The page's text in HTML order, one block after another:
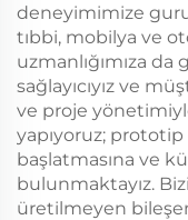
deneyimimize
tıbbi, mobilya ve
uzmanlığımıza
sağlayıcıyız ve
ve proje
yapıyoruz;
başlatmasına ve
bulunmaktayız.
üretilmeyen